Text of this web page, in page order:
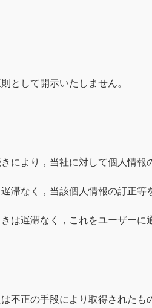
として開示いたしません。
により，当社に対して個人情報
滞なく，当該個人情報の訂正等
は遅滞なく，これをユーザーに
不正の手段により取得されたも